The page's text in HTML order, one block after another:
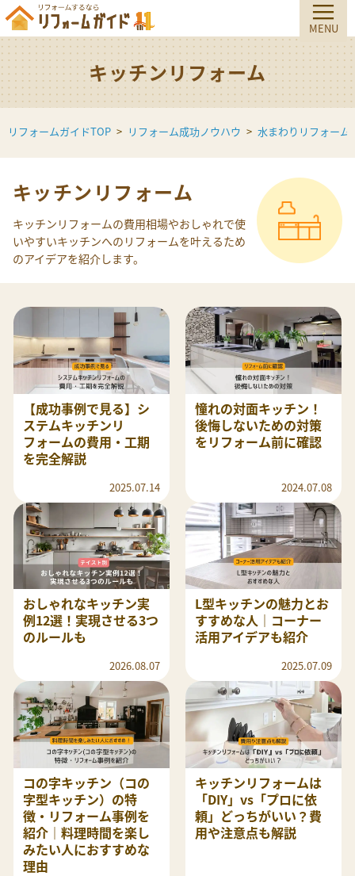
キッチンリフォーム
リフォームガイドTOP リフォーム成功ノウハウ 水まわりリフォーム
キッチンリフォーム
キッチンリフォームの費用相場やおしゃれで使
いやすいキッチンへのリフォームを叶えるため
のアイデアを紹介します。
【成功事例で見る】シ
ステムキッチンリ
フォームの費用・工期
を完全解説
2025.07.14
憧れの対面キッチン！
後悔しないための対策
をリフォーム前に確認
2024.07.08
おしゃれなキッチン実
例12選！実現させる3つ
のルールも
2026.08.07
L型キッチンの魅力とお
すすめな人｜コーナー
活用アイデアも紹介
2025.07.09
コの字キッチン（コの
字型キッチン）の特
徴・リフォーム事例を
紹介｜料理時間を楽し
みたい人におすすめな
理由
キッチンリフォームは
「DIY」vs「プロに依
頼」どっちがいい？費
用や注意点も解説